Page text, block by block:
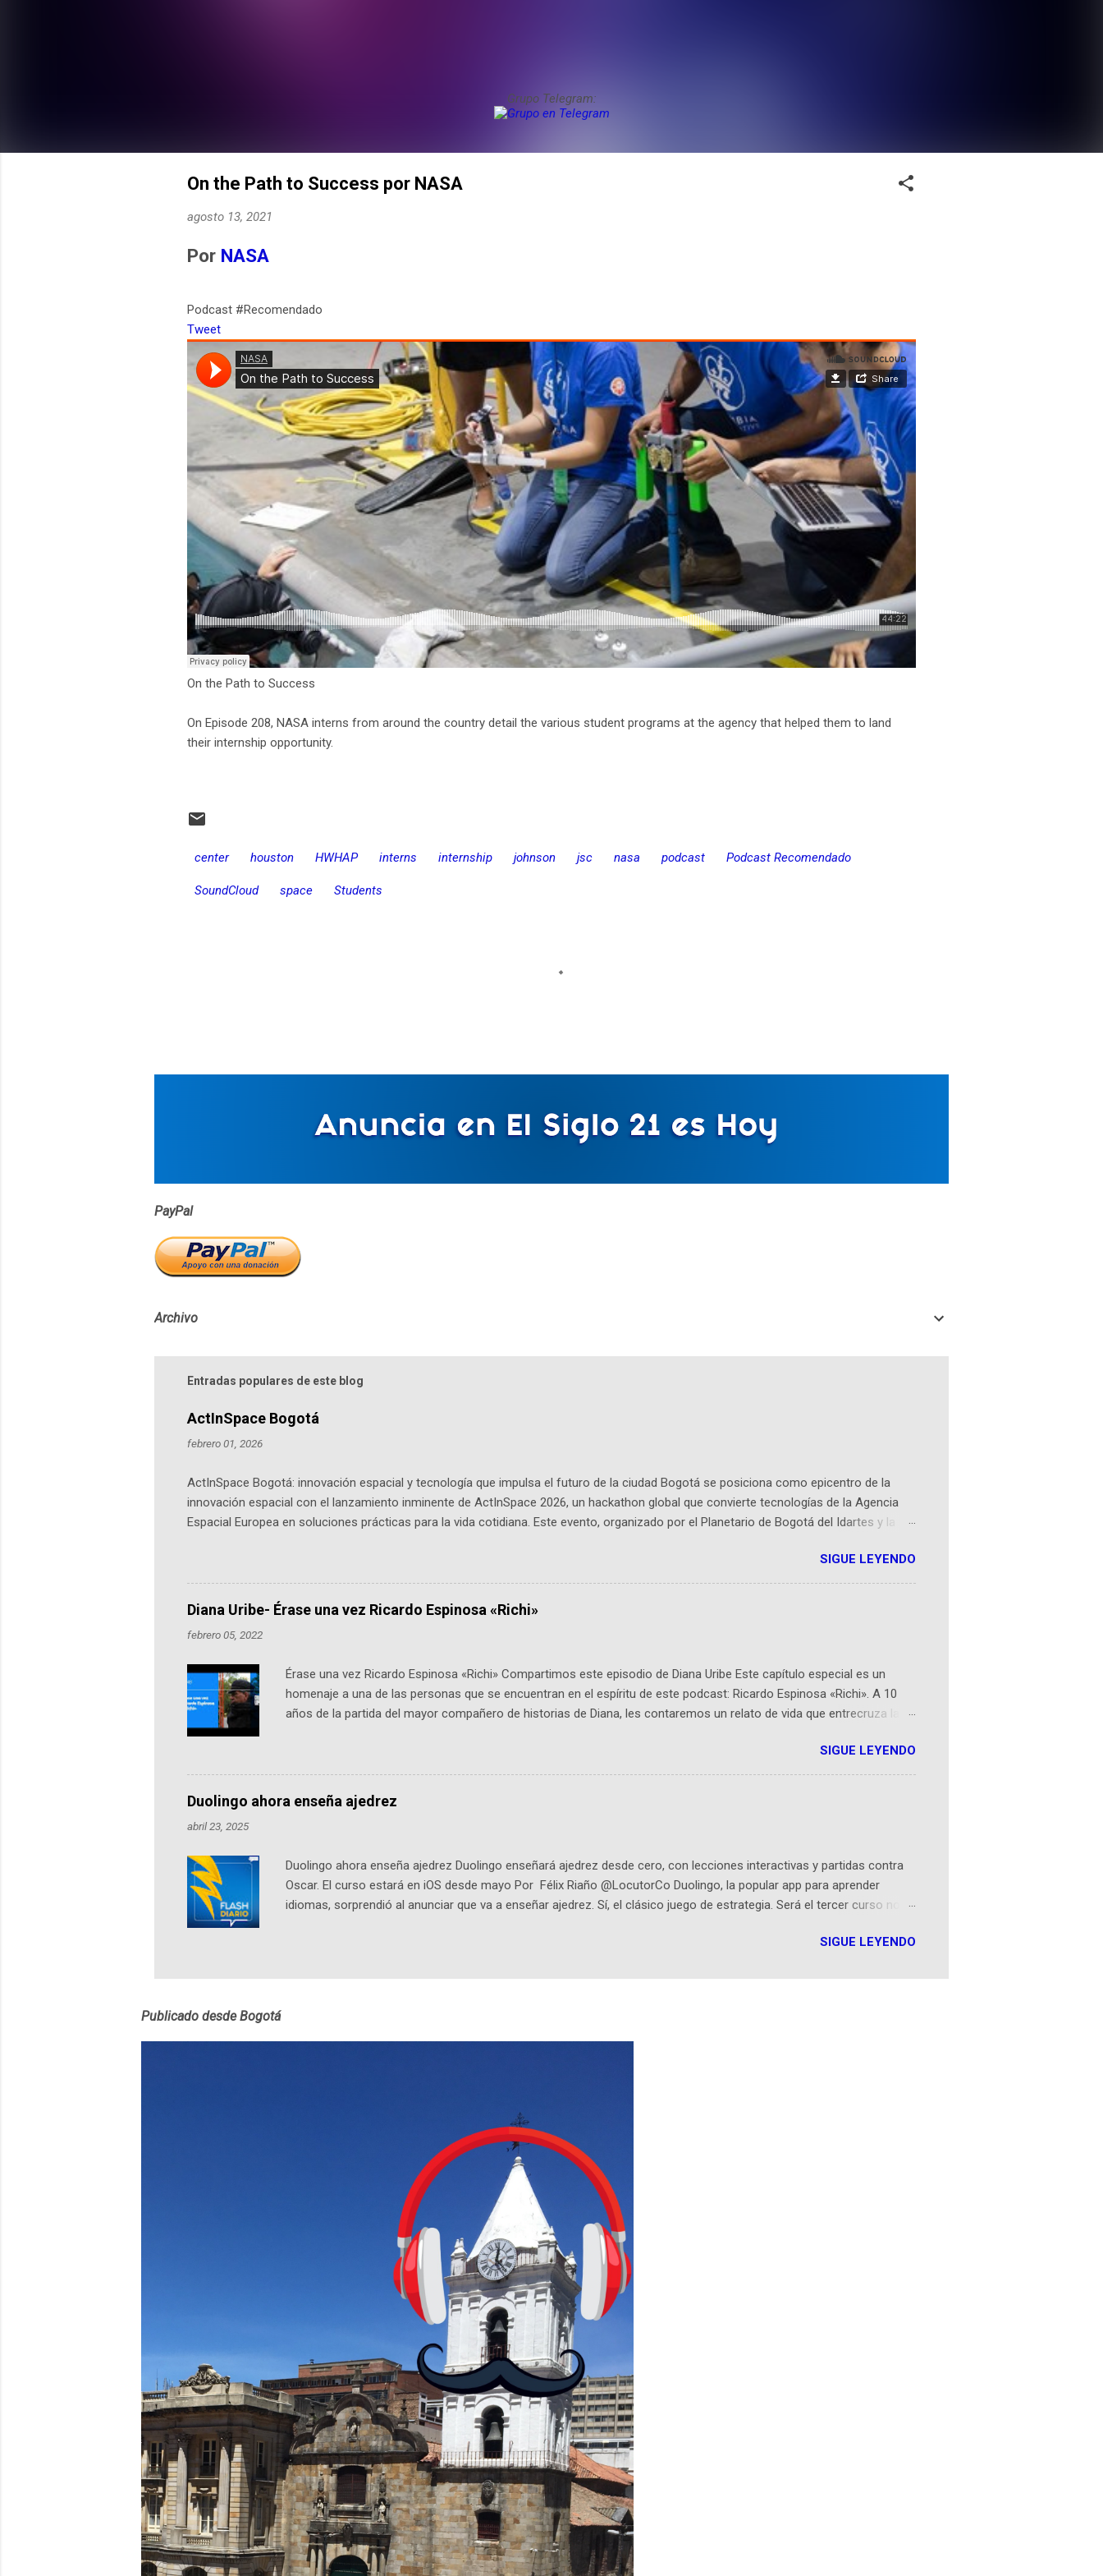
Grupo Telegram:
On the Path to Success por NASA
agosto 13, 2021
Por NASA
Podcast #Recomendado
Tweet
On the Path to Success
On Episode 208, NASA interns from around the country detail the various student programs at the agency that helped them to land
their internship opportunity.
center houston HWHAP interns internship johnson jsc nasa podcast Podcast Recomendado
SoundCloud space Students
a
PayPal
Archivo
Entradas populares de este blog
ActInSpace Bogotá
febrero 01, 2026
ActInSpace Bogotá: innovación espacial y tecnología que impulsa el futuro de la ciudad Bogotá se posiciona como epicentro de la
innovación espacial con el lanzamiento inminente de ActInSpace 2026, un hackathon global que convierte tecnologías de la Agencia
Espacial Europea en soluciones prácticas para la vida cotidiana. Este evento, organizado por el Planetario de Bogotá del Idartes y la
emprendedores y estudiantes. Qué es ActInSpace y por qué importa en Bogotá ActInSpace es una competencia mundial que opera en
más de 60 ciudades, donde participantes tienen 24 horas para idear startups basadas en tecnologías espaciales como satélites y
datos orbitales. En Bogotá, arranca con un evento gratuito el 30 de enero a las 10:00 a. m. en el Planetario (calle 26B #5-93), in...
SIGUE LEYENDO
Diana Uribe- Érase una vez Ricardo Espinosa «Richi»
febrero 05, 2022
Érase una vez Ricardo Espinosa «Richi» Compartimos este episodio de Diana Uribe Este capítulo especial es un
homenaje a una de las personas que se encuentran en el espíritu de este podcast: Ricardo Espinosa «Richi». A 10
años de la partida del mayor compañero de historias de Diana, les contaremos un relato de vida que entrecruza la
podcast, de dónde viene "la fuerza poderosa", del relato viviente que encarna una joven librera de Barichara y de
nuestro protagonista: un personaje de gabán y sombrero que parecía sacado directamente de una novela de espías
Notas del episodio: -La colección Ricardo Espinosa: los cómics, las novelas y los libros reunidos por Richi hoy se
pueden consultar en la Biblioteca Luis Ángel Arango ¡Síguenos en nuestras Redes Sociales! Facebook:
SIGUE LEYENDO
Duolingo ahora enseña ajedrez
abril 23, 2025
Duolingo ahora enseña ajedrez Duolingo enseñará ajedrez desde cero, con lecciones interactivas y partidas contra
Oscar. El curso estará en iOS desde mayo Por Félix Riaño @LocutorCo Duolingo, la popular app para aprender
idiomas, sorprendió al anunciar que va a enseñar ajedrez. Sí, el clásico juego de estrategia. Será el tercer curso no
estará disponible primero en inglés. Los usuarios aprenderán desde lo más básico, como mover un alfil, hasta jugar
personajes simpáticos y ayudas visuales. ¿Será posible que una app que antes nos enseñó francés, ahora nos
SIGUE LEYENDO
Publicado desde Bogotá